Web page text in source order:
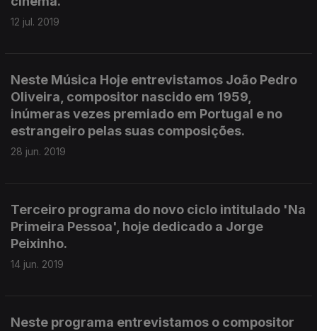
12 jul. 2019
Neste Música Hoje entrevistamos João Pedro
Oliveira, compositor nascido em 1959,
inúmeras vezes premiado em Portugal e no
estrangeiro pelas suas composições.
28 jun. 2019
Terceiro programa do novo ciclo intitulado 'Na
Primeira Pessoa', hoje dedicado a Jorge
Peixinho.
14 jun. 2019
Neste programa entrevistamos o compositor